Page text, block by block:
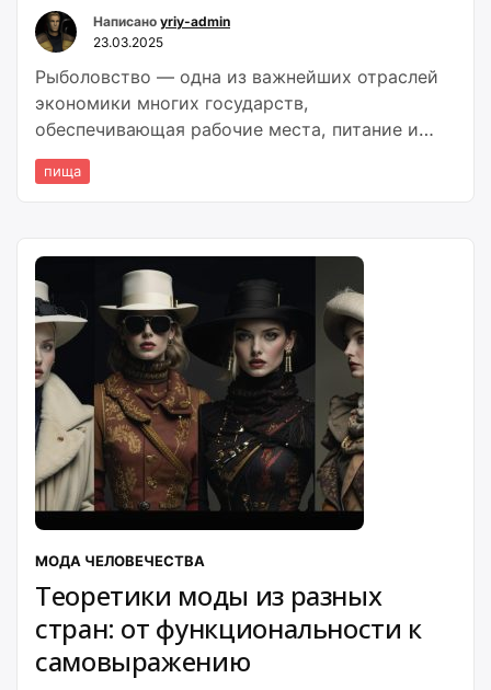
Написано yriy-admin
23.03.2025
Рыболовство — одна из важнейших отраслей
экономики многих государств,
обеспечивающая рабочие места, питание и
экспортный потенциал.
пища
МОДА ЧЕЛОВЕЧЕСТВА
Теоретики моды из разных
стран: от функциональности к
самовыражению